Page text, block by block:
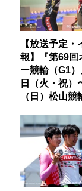
【放送予定
報】『第69回
ー競輪（G1
日（火・祝）
（日）松山競